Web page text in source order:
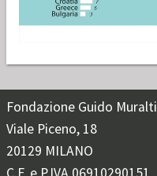
Fondazione Guido Muralti
Viale Piceno, 18
20129 MILANO